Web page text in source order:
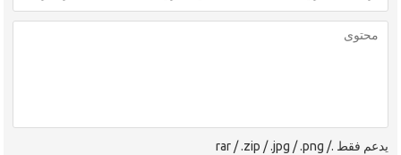
يدعم فقط .rar / .zip / .jpg / .png /